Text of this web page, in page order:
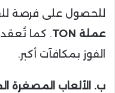
للحصول على فرصة
عملة TON
. كما
الفوز بمكافآت أكبر.
ب. الألعاب المصغرة